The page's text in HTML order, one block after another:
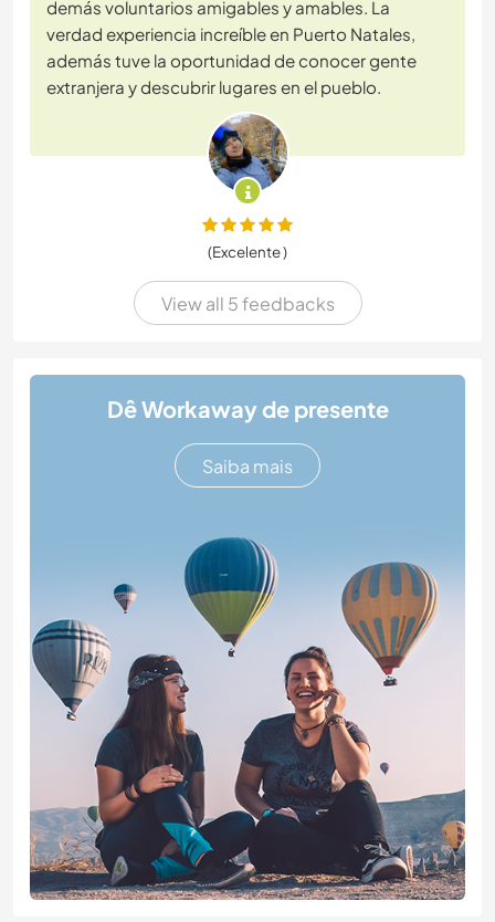
demás voluntarios amigables y amables. La
verdad experiencia increíble en Puerto Natales,
además tuve la oportunidad de conocer gente
extranjera y descubrir lugares en el pueblo.
(Excelente )
View all 5 feedbacks
Dê Workaway de presente
Saiba mais